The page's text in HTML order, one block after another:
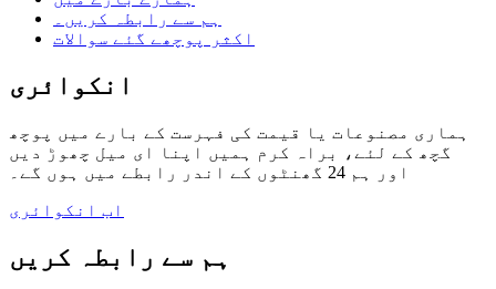
ہم سے رابطہ کریں۔
اکثر پوچھے گئے سوالات
انکوائری
ہماری مصنوعات یا قیمت کی فہرست کے بارے میں پوچھ
گچھ کے لئے، براہ کرم ہمیں اپنا ای میل چھوڑ دیں
اور ہم 24 گھنٹوں کے اندر رابطے میں ہوں گے۔
اب انکوائری
ہم سے رابطہ کریں